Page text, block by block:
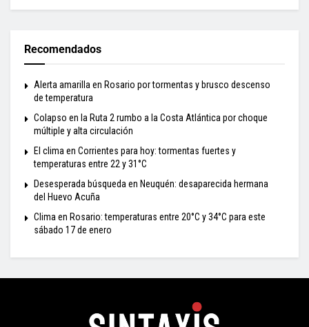
Recomendados
Alerta amarilla en Rosario por tormentas y brusco descenso
de temperatura
Colapso en la Ruta 2 rumbo a la Costa Atlántica por choque
múltiple y alta circulación
El clima en Corrientes para hoy: tormentas fuertes y
temperaturas entre 22 y 31°C
Desesperada búsqueda en Neuquén: desaparecida hermana
del Huevo Acuña
Clima en Rosario: temperaturas entre 20°C y 34°C para este
sábado 17 de enero